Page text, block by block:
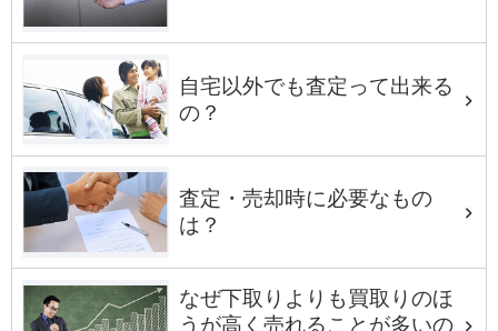
自宅以外でも査定って出来る
の？
査定・売却時に必要なもの
は？
なぜ下取りよりも買取りのほ
うが高く売れることが多いの